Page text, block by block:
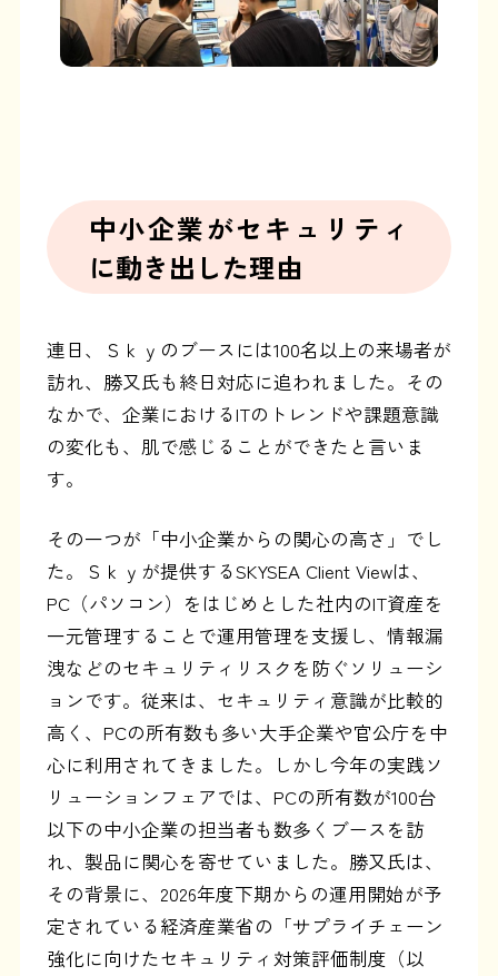
中小企業がセキュリティ
に動き出した理由
連日、Ｓｋｙのブースには100名以上の来場者が
訪れ、勝又氏も終日対応に追われました。その
なかで、企業におけるITのトレンドや課題意識
の変化も、肌で感じることができたと言いま
す。
その一つが「中小企業からの関心の高さ」でし
た。Ｓｋｙが提供するSKYSEA Client Viewは、
PC（パソコン）をはじめとした社内のIT資産を
一元管理することで運用管理を支援し、情報漏
洩などのセキュリティリスクを防ぐソリューシ
ョンです。従来は、セキュリティ意識が比較的
高く、PCの所有数も多い大手企業や官公庁を中
心に利用されてきました。しかし今年の実践ソ
リューションフェアでは、PCの所有数が100台
以下の中小企業の担当者も数多くブースを訪
れ、製品に関心を寄せていました。勝又氏は、
その背景に、2026年度下期からの運用開始が予
定されている経済産業省の「サプライチェーン
強化に向けたセキュリティ対策評価制度（以